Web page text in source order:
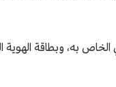
به، وبطاقة الهوية